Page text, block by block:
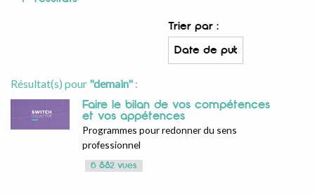
Trier par :
Résultat(s) pour "demain" :
Faire le bilan de vos compétences
et vos appétences
Programmes pour redonner du sens
professionnel
6 882 vues